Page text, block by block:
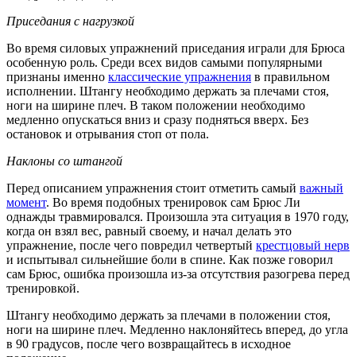
Приседания с нагрузкой
Во время силовых упражнений приседания играли для Брюса
особенную роль. Среди всех видов самыми популярными
признаны именно классические упражнения в правильном
исполнении. Штангу необходимо держать за плечами стоя,
ноги на ширине плеч. В таком положении необходимо
медленно опускаться вниз и сразу подняться вверх. Без
остановок и отрывания стоп от пола.
Наклоны со штангой
Перед описанием упражнения стоит отметить самый важный
момент. Во время подобных тренировок сам Брюс Ли
однажды травмировался. Произошла эта ситуация в 1970 году,
когда он взял вес, равный своему, и начал делать это
упражнение, после чего повредил четвертый крестцовый нерв
и испытывал сильнейшие боли в спине. Как позже говорил
сам Брюс, ошибка произошла из-за отсутствия разогрева перед
тренировкой.
Штангу необходимо держать за плечами в положении стоя,
ноги на ширине плеч. Медленно наклоняйтесь вперед, до угла
в 90 градусов, после чего возвращайтесь в исходное